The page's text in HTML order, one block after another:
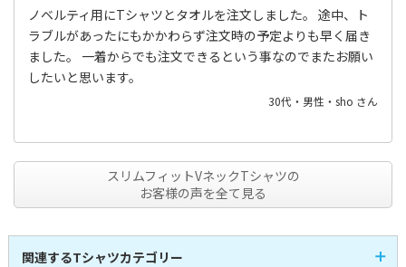
ノベルティ用にTシャツとタオルを注文しました。 途中、ト
ラブルがあったにもかかわらず注文時の予定よりも早く届き
ました。 一着からでも注文できるという事なのでまたお願い
したいと思います。
30代・男性・sho さん
スリムフィットVネックTシャツの
お客様の声を全て見る
関連するTシャツカテゴリー